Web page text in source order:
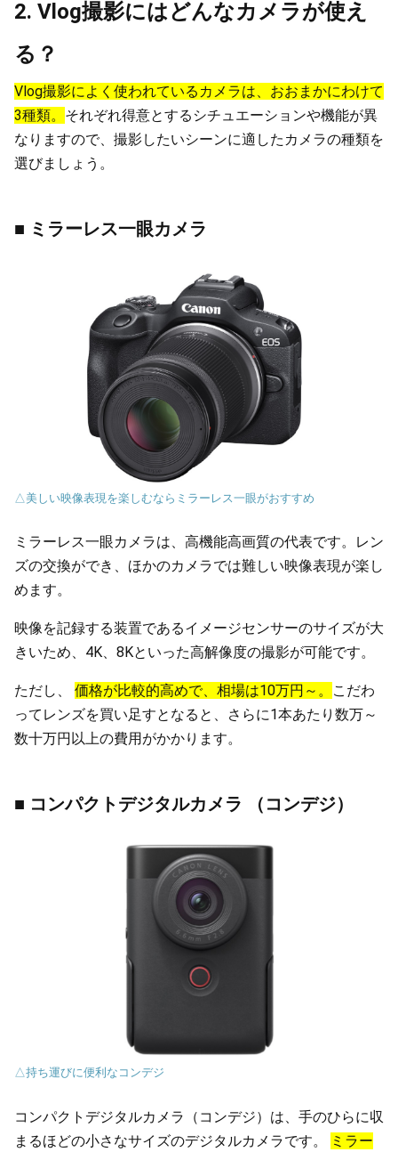
2. Vlog撮影にはどんなカメラが使え
る？
Vlog撮影によく使われているカメラは、おおまかにわけて
3種類。 それぞれ得意とするシチュエーションや機能が異
なりますので、撮影したいシーンに適したカメラの種類を
選びましょう。
■ ミラーレス一眼カメラ
△美しい映像表現を楽しむならミラーレス一眼がおすすめ
ミラーレス一眼カメラは、高機能高画質の代表です。レン
ズの交換ができ、ほかのカメラでは難しい映像表現が楽し
めます。
映像を記録する装置であるイメージセンサーのサイズが大
きいため、4K、8Kといった高解像度の撮影が可能です。
ただし、 価格が比較的高めで、相場は10万円～。
こだわ
ってレンズを買い足すとなると、さらに1本あたり数万～
数十万円以上の費用がかかります。
■ コンパクトデジタルカメラ （コンデジ）
△持ち運びに便利なコンデジ
コンパクトデジタルカメラ（コンデジ）は、手のひらに収
まるほどの小さなサイズのデジタルカメラです。
ミラー